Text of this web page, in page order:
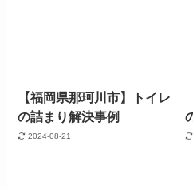
【福岡県那珂川市】トイレ
の詰まり解決事例
2024-08-21